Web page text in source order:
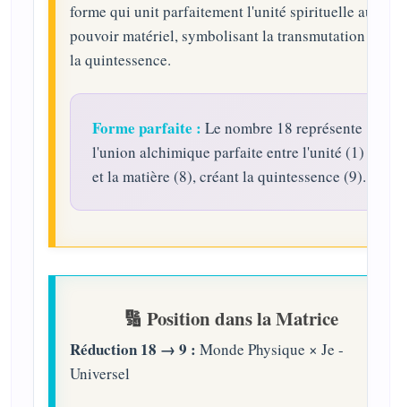
forme qui unit parfaitement l'unité spirituelle au
pouvoir matériel, symbolisant la transmutation par
la quintessence.
Forme parfaite : Le nombre 18 représente
l'union alchimique parfaite entre l'unité (1)
et la matière (8), créant la quintessence (9).
🔢 Position dans la Matrice
Réduction 18 → 9 : Monde Physique × Je -
Universel